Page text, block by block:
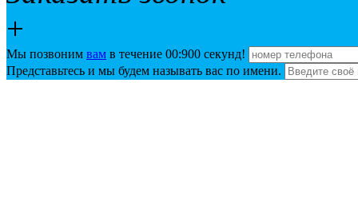
+
Мы позвоним вам в течение 00:900 секунд!
Представьтесь и мы будем называть вас по имени.